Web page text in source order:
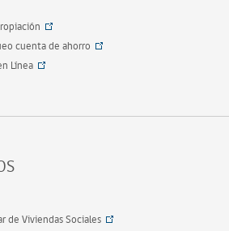
cuenta de ahorro
Línea
de Viviendas Sociales